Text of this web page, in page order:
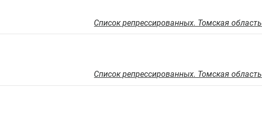
Список репрессированных. Томская область
Список репрессированных. Томская область